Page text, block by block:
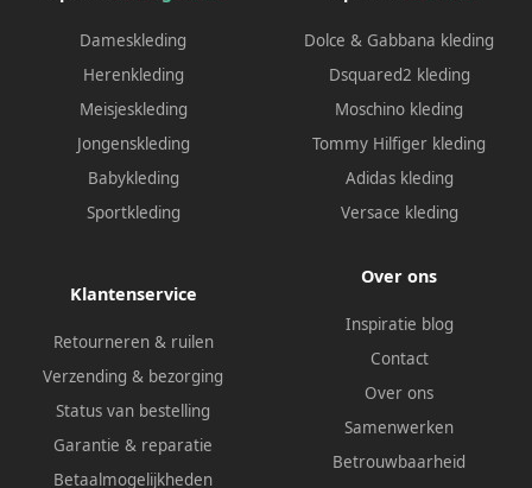
Dameskleding
Herenkleding
Meisjeskleding
Jongenskleding
Babykleding
Sportkleding
Dolce & Gabbana kleding
Dsquared2 kleding
Moschino kleding
Tommy Hilfiger kleding
Adidas kleding
Versace kleding
Klantenservice
Retourneren & ruilen
Verzending & bezorging
Status van bestelling
Garantie & reparatie
Betaalmogelijkheden
Over ons
Inspiratie blog
Contact
Over ons
Samenwerken
Betrouwbaarheid